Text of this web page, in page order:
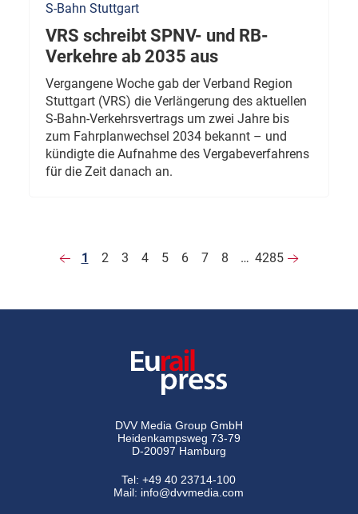
S-Bahn Stuttgart
VRS schreibt SPNV- und RB-
Verkehre ab 2035 aus
Vergangene Woche gab der Verband Region
Stuttgart (VRS) die Verlängerung des aktuellen
S-Bahn-Verkehrsvertrags um zwei Jahre bis
zum Fahrplanwechsel 2034 bekannt – und
kündigte die Aufnahme des Vergabeverfahrens
für die Zeit danach an.
1 2 3 4 5 6 7 8 … 4285
DVV Media Group GmbH
Heidenkampsweg 73-79
D-20097 Hamburg
Tel:+49 40 23714-100
Mail: info@dvvmedia.com